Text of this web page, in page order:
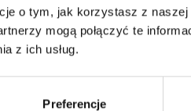
o tym, jak korzystasz z
mogą połączyć te
z ich usług.
Preferencje
6 OS. Z